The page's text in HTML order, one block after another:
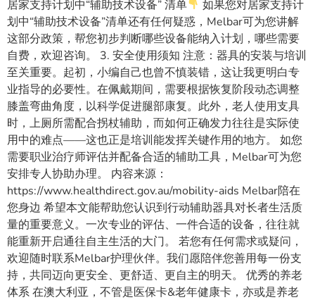
居家支持计划中“辅助技术设备” 清单
如果您对居家支持计
划中“辅助技术设备”清单还有任何疑惑，Melbar可为您讲解
这部分政策，帮您初步判断哪些设备能纳入计划，哪些需要
自费，欢迎咨询。 3. 安全使用须知 注意：器具的安装与培训
至关重要。起初，小编自己也曾不慎装错，这让我更明白专
业指导的必要性。在佩戴期间，需要根据恢复阶段动态调整
膝盖弯曲角度，以科学促进腿部康复。此外，老人使用支具
时，上厕所需配合拐杖辅助，而如何正确发力往往是实际使
用中的难点——这也正是培训能发挥关键作用的地方。 如您
需要职业治疗师评估并配备合适的辅助工具，Melbar可为您
安排专人协助办理。 内容来源：
https://www.healthdirect.gov.au/mobility-aids Melbar陪在
您身边 希望本文能帮助您认识到行动辅助器具对长者生活质
量的重要意义。一次专业的评估、一件合适的设备，往往就
能重新开启通往自主生活的大门。 若您有任何需求或疑问，
欢迎随时联系Melbar护理伙伴。我们愿陪伴您善用每一份支
持，共同迈向更安全、更舒适、更自主的明天。 优秀的养老
体系 在澳大利亚，不管是医保卡&老年健康卡，亦或是养老